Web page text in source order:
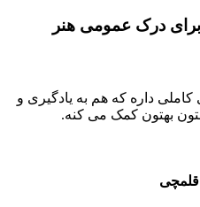
برای درک عمومی هنر
کاملی داره که هم به یادگیری و
بهتون کمک می‌ کنه.